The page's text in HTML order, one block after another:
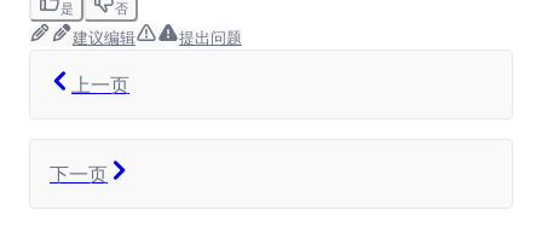
是 否
建议编辑 提出问题
上一页
下一页